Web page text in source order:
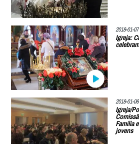
2018-01-07
Igreja:
2018-01-06
Igreja/
Família
jovens